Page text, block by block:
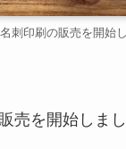
刺印刷の販売を開始
売を開始しま